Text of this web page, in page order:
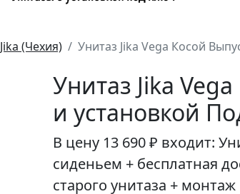
Jika (Чехия) Унитаз Jika Vega Косой
Унитаз Jika
и установкой
В цену 13 690 ₽ входит:
сиденьем + бесплатная
старого унитаза +